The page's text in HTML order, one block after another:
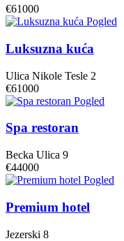
€61000
Pogled
Luksuzna kuća
Ulica Nikole Tesle 2
€61000
Pogled
Spa restoran
Becka Ulica 9
€44000
Pogled
Premium hotel
Jezerski 8